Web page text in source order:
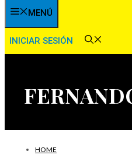
MENÚ
INICIAR SESIÓN
HOME